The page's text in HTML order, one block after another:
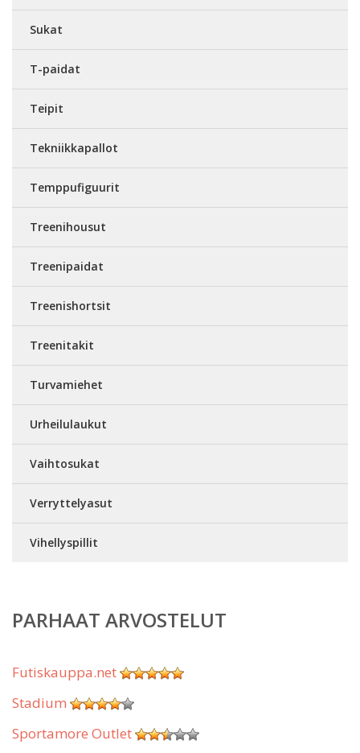
Sukat
T-paidat
Teipit
Tekniikkapallot
Temppufiguurit
Treenihousut
Treenipaidat
Treenishortsit
Treenitakit
Turvamiehet
Urheilulaukut
Vaihtosukat
Verryttelyasut
Vihellyspillit
PARHAAT ARVOSTELUT
Futiskauppa.net
Stadium
Sportamore Outlet